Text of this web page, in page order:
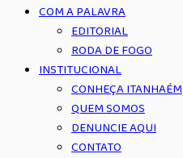
COM A PALAVRA
EDITORIAL
RODA DE FOGO
INSTITUCIONAL
CONHEÇA ITANHAÉM
QUEM SOMOS
DENUNCIE AQUI
CONTATO